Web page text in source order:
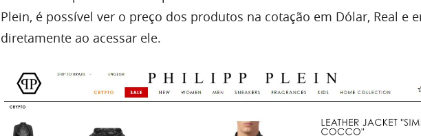
Plein, é possível ver o preço dos produtos na cotação em Dólar, Real e
diretamente ao acessar ele.